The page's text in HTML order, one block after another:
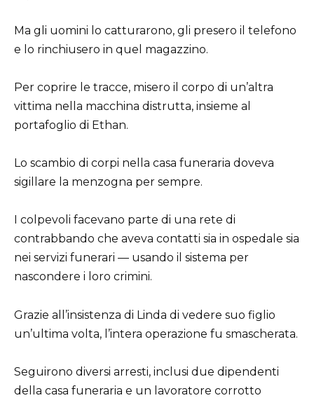
Ma gli uomini lo catturarono, gli presero il telefono
e lo rinchiusero in quel magazzino.
Per coprire le tracce, misero il corpo di un’altra
vittima nella macchina distrutta, insieme al
portafoglio di Ethan.
Lo scambio di corpi nella casa funeraria doveva
sigillare la menzogna per sempre.
I colpevoli facevano parte di una rete di
contrabbando che aveva contatti sia in ospedale sia
nei servizi funerari — usando il sistema per
nascondere i loro crimini.
Grazie all’insistenza di Linda di vedere suo figlio
un’ultima volta, l’intera operazione fu smascherata.
Seguirono diversi arresti, inclusi due dipendenti
della casa funeraria e un lavoratore corrotto